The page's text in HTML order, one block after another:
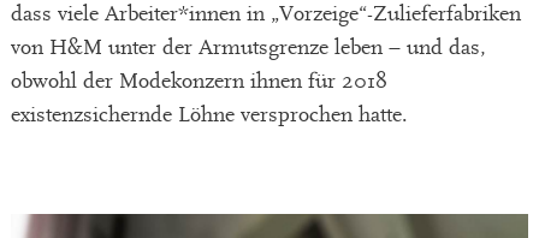
dass viele Arbeiter*innen in „Vorzeige“-Zulieferfabriken
von H&M unter der Armutsgrenze leben – und das,
obwohl der Modekonzern ihnen für 2018
existenzsichernde Löhne versprochen hatte.